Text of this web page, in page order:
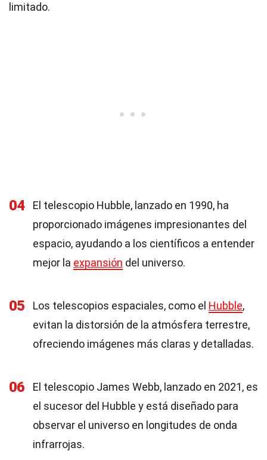
limitado.
04
El telescopio Hubble, lanzado en 1990, ha
proporcionado imágenes impresionantes del
espacio, ayudando a los científicos a entender
mejor la expansión del universo.
05 Los telescopios espaciales, como el Hubble,
evitan la distorsión de la atmósfera terrestre,
ofreciendo imágenes más claras y detalladas.
06
El telescopio James Webb, lanzado en 2021, es
el sucesor del Hubble y está diseñado para
observar el universo en longitudes de onda
infrarrojas.